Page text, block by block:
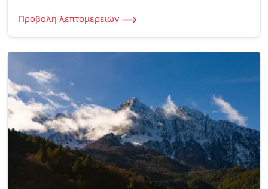
Προβολή λεπτομερειών